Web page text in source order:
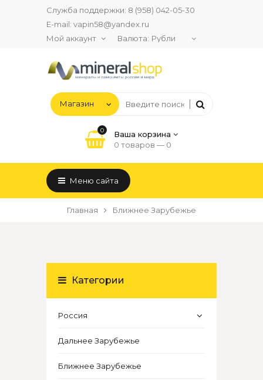
Служба поддержки: 8 (958) 042-05-30
E-mail: vapin58@yandex.ru
Мой аккаунт
Валюта:
0
Ваша корзина
0 товаров — 0
Меню сайта
Главная Ближнее Зарубежье
Категории
Россия
Дальнее Зарубежье
Ближнее Зарубежье